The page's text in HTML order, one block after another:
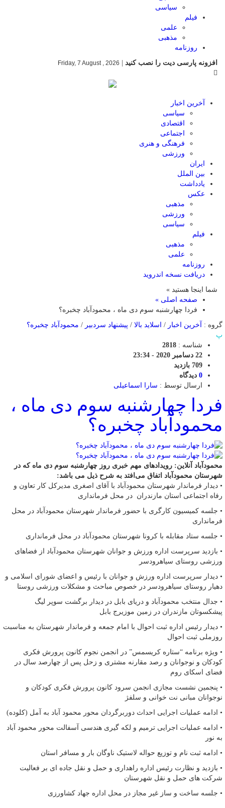
سیاسی
فیلم
علمی
مذهبی
روزنامه
افزونه پارسی دیت را نصب کنید
Friday, 7 August , 2026
آخرین اخبار
سیاسی
اقتصادی
اجتماعی
فرهنگی و هنری
ورزشی
ایران
بین الملل
یادداشت
عکس
مذهبی
ورزشی
سیاسی
فیلم
مذهبی
علمی
روزنامه
دریافت نسخه اندروید
شما اینجا هستید »
صفحه اصلی »
فردا چهارشنبه سوم دی ماه ، محمودآباد چخبره؟
گروه :
آخرین اخبار / اسلاید بالا / پیشنهاد سردبیر / محمودآباد چخبره؟
پ
شناسه : 2818
22 دسامبر 2020 - 23:34
709 بازدید
0 دیدگاه
ارسال توسط : سارا اسماعیلی
فردا چهارشنبه سوم دی ماه ،
محمودآباد چخبره؟
محمودآباد آنلاین: رویدادهای مهم خبری روز چهارشنبه سوم دی ماه که در
شهرستان محمودآباد اتفاق می‌افتد به شرح ذیل می باشد:
• دیدار فرماندار شهرستان محمودآباد با آقای اصغری مدیرکل کار تعاون و
رفاه اجتماعی استان مازندران در محل فرمانداری
• جلسه کمیسیون کارگری با حضور فرماندار شهرستان محمودآباد در محل
فرمانداری
• جلسه ستاد مقابله با کرونا شهرستان محمودآباد در محل فرمانداری
• بازدید سرپرست اداره ورزش و جوانان شهرستان محمودآباد از فضاهای
ورزشی روستای سیاهرودسر
• دیدار سرپرست اداره ورزش و جوانان با رئیس و اعضای شورای اسلامی و
دهیار روستای سیاهرودسر در خصوص مباحث و مشکلات ورزشی روستا
• جدال منتخب محمودآباد و دریای بابل در دیدار برگشت سوپر لیگ
پیشکسوتان مازندران در زمین موزیرج بابل
• دیدار رئیس اداره ثبت احوال با امام جمعه و فرماندار شهرستان به مناسبت
روزملی ثبت احوال
• ویژه برنامه “ستاره کریسمس” در انجمن نجوم کانون پرورش فکری
کودکان و نوجوانان و رصد مقارنه مشتری و زحل پس از چهارصد سال در
فضای اسکای روم
• پنجمین نشست مجازی انجمن سرود کانون پرورش فکری کودکان و
نوجوانان مبانی نت خوانی و سلفژ
• ادامه عملیات اجرایی احداث دوربرگردان محور محمود آباد به آمل (کلوده)
• ادامه عملیات اجرایی ترمیم و لکه گیری هندسی آسفالت محور محمود آباد
به نور
• ادامه ثبت نام و توزیع حواله لاستیک ناوگان بار و مسافر استان
• بازدید و نظارت رئیس اداره راهداری و حمل و نقل جاده ای بر فعالیت
شرکت های حمل و نقل شهرستان
• جلسه ساخت و ساز غیر مجاز در محل اداره جهاد کشاورزی